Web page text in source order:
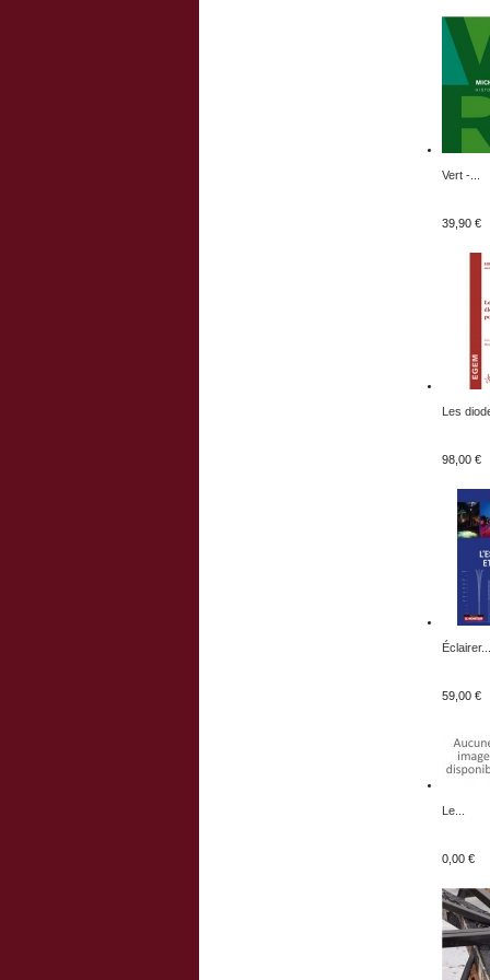
Vert -...
39,90 €
Les
98,00 €
Éclairer...
59,00 €
Le...
0,00 €